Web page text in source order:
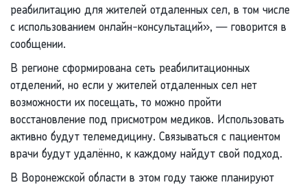
реабилитацию для жителей отдаленных сел, в том числе
с использованием онлайн-консультаций», — говорится в
сообщении.
В регионе сформирована сеть реабилитационных
отделений, но если у жителей отдаленных сел нет
возможности их посещать, то можно пройти
восстановление под присмотром медиков. Использовать
активно будут телемедицину. Связываться с пациентом
врачи будут удалённо, к каждому найдут свой подход.
В Воронежской области в этом году также планируют